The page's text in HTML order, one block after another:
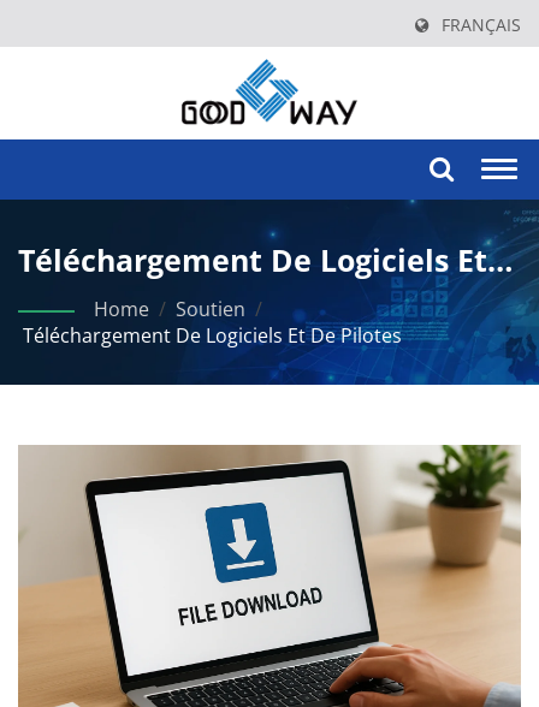
FRANÇAIS
Téléchargement De Logiciels Et
De Pilotes
Home / Soutien /
Téléchargement De Logiciels Et De Pilotes